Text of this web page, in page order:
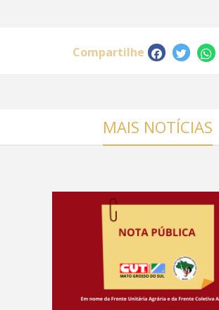
Compartilhe
MAIS NOTÍCIAS